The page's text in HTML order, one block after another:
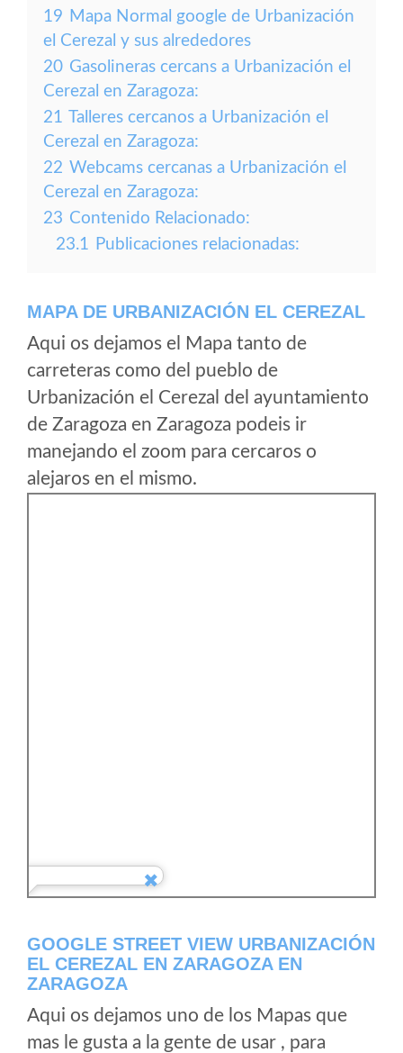
19 Mapa Normal google de Urbanización
el Cerezal y sus alrededores
20 Gasolineras cercans a Urbanización el
Cerezal en Zaragoza:
21 Talleres cercanos a Urbanización el
Cerezal en Zaragoza:
22 Webcams cercanas a Urbanización el
Cerezal en Zaragoza:
23 Contenido Relacionado:
23.1 Publicaciones relacionadas:
MAPA DE URBANIZACIÓN EL CEREZAL
Aqui os dejamos el Mapa tanto de
carreteras como del pueblo de
Urbanización el Cerezal del ayuntamiento
de Zaragoza en Zaragoza podeis ir
manejando el zoom para cercaros o
alejaros en el mismo.
GOOGLE STREET VIEW URBANIZACIÓN
EL CEREZAL EN ZARAGOZA EN
ZARAGOZA
Aqui os dejamos uno de los Mapas que
mas le gusta a la gente de usar , para